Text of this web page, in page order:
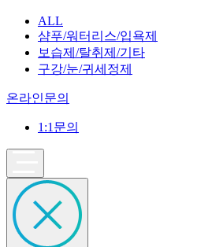
ALL
샴푸/워터리스/입욕제
보습제/탈취제/기타
구강/눈/귀세정제
온라인문의
1:1문의